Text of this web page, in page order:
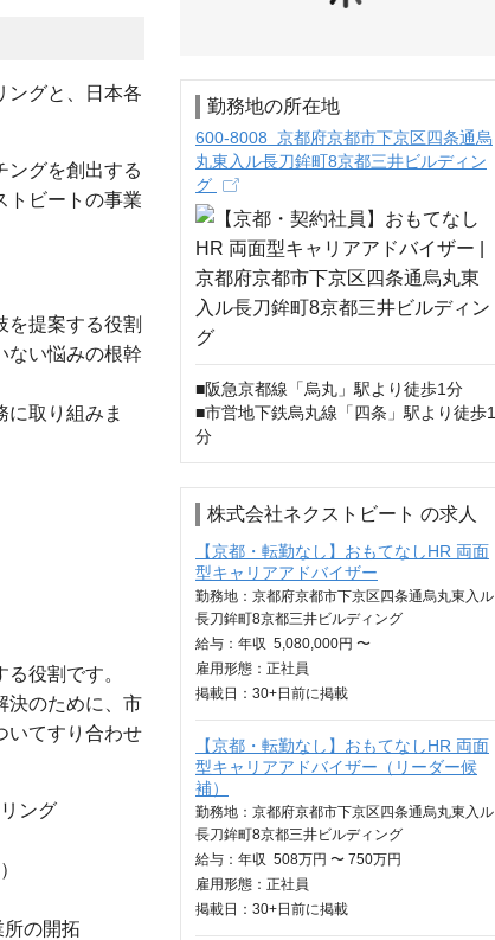
ングと、日本各
ングを創出する
トビートの事業
を提案する役割
ない悩みの根幹
取り組みま
役割です。
決のために、市
いてすり合わせ
ング
の開拓
勤務地の所在地
600-8008 京都府京都市下京区四条通烏
丸東入ル長刀鉾町8京都三井ビルディン
グ
■阪急京都線「烏丸」駅より徒歩1分
■市営地下鉄烏丸線「四条」駅より徒歩1
分
株式会社ネクストビート の求人
【京都・転勤なし】おもてなしHR 両面
型キャリアアドバイザー
勤務地：京都府京都市下京区四条通烏丸東入ル
長刀鉾町8京都三井ビルディング
給与： 年収 5,080,000円 〜
雇用形態：正社員
掲載日： 30+日 前に掲載
【京都・転勤なし】おもてなしHR 両面
型キャリアアドバイザー（リーダー候
補）
勤務地：京都府京都市下京区四条通烏丸東入ル
長刀鉾町8京都三井ビルディング
給与： 年収 508万円 〜 750万円
雇用形態：正社員
掲載日： 30+日 前に掲載